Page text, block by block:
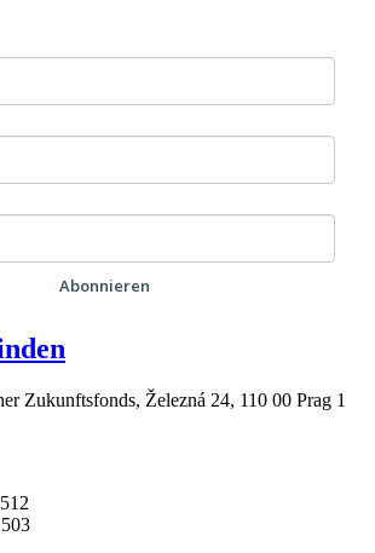
Abonnieren
Zukunftsfonds, Železná 24, 110 00 Prag 1